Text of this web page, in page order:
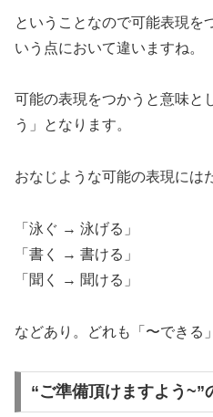
ということなので可能表現を
いう点において違いますね。
可能の表現をつかうと意味と
う」となります。
おなじような可能の表現には
「泳ぐ → 泳げる」
「書く → 書ける」
「聞く → 聞ける」
などあり。どれも「〜できる
“ご準備頂けますよう~”